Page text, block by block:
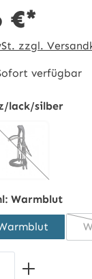
€*
zzgl.
verfügbar
lack/silber
Warmblut